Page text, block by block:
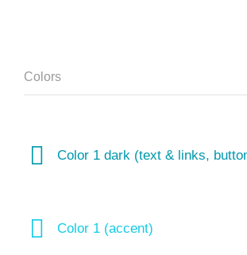
Colors
Color 1 dark (text & links,
Color 1 (accent)